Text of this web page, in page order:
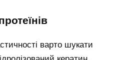
варто шукати